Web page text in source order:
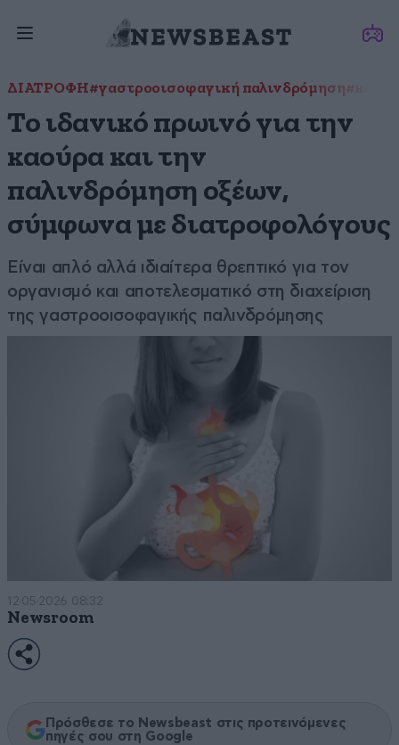
ΔΙΑΤΡΟΦΗ#γαστροοισοφαγική παλινδρόμηση
Το ιδανικό πρωινό για την
καούρα και την
παλινδρόμηση οξέων,
σύμφωνα με διατροφολόγους
Είναι απλό αλλά ιδιαίτερα θρεπτικό για τον
οργανισμό και αποτελεσματικό στη διαχείριση
της γαστροοισοφαγικής παλινδρόμησης
12·05·2026 08:32
Newsroom
Πρόσθεσε το Newsbeast στις προτεινόμενες
πηγές σου στη Google